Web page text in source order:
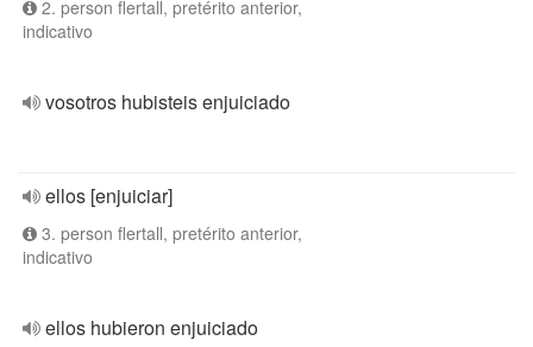
2. person flertall, pretérito anterior,
indicativo
vosotros hubisteis enjuiciado
ellos [enjuiciar]
3. person flertall, pretérito anterior,
indicativo
ellos hubieron enjuiciado